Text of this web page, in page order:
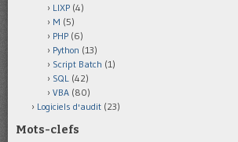
LIXP (4)
M (5)
PHP (6)
Python (13)
Script Batch (1)
SQL (42)
VBA (80)
Logiciels d'audit (23)
Mots-clefs